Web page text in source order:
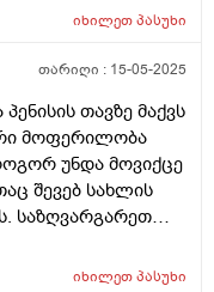
იხილეთპასუხი
თარიღი : 15-05-2025
თავზე მაქვს
მოფერილობა
უნდა მოვიქცე
შევებ სახლის
საზღვარგარეთ
იხილეთპასუხი